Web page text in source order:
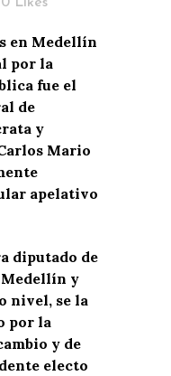
en Medellín
por la
fue el
de
y
Mario
apelativo
diputado de
y
nivel, se la
por la
y de
electo